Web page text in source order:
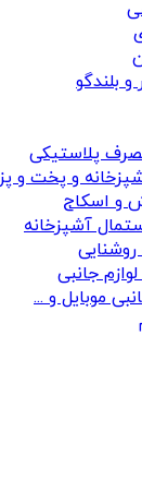
بلندگو
پلاستیکی
و پخت و پز
و اسکاج
آشپزخانه
روشنایی
جانبی
موبایل و ...